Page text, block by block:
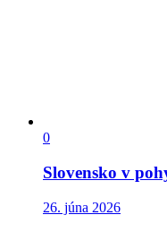
0
Slovensko v
26. júna 2026